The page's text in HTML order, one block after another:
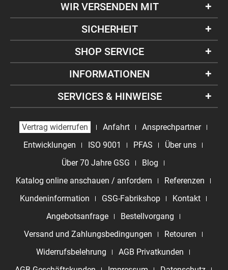
SHOP SERVICE
INFORMATIONEN
SERVICES & HINWEISE
WIR VERSENDEN MIT
SICHERHEIT
Vertrag widerrufen Anfahrt
Ansprechpartner
Entwicklungen
ISO 9001 PFAS
Über uns
Über 70 Jahre GSG
Blog
Katalog online anschauen / anfordern
Referenzen
Kundeninformation
GSG-Fabrikshop
Kontakt
Angebotsanfrage
Bestellvorgang
Versand und Zahlungsbedingungen
Retouren
Widerrufsbelehrung
AGB Privatkunden